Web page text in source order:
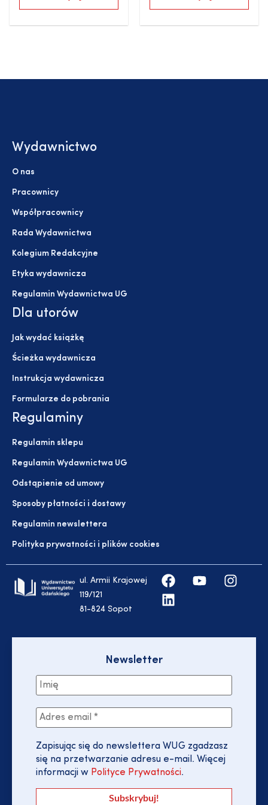
Wydawnictwo
O nas
Pracownicy
Współpracownicy
Rada Wydawnictwa
Kolegium Redakcyjne
Etyka wydawnicza
Regulamin Wydawnictwa UG
Dla utorów
Jak wydać książkę
Ścieżka wydawnicza
Instrukcja wydawnicza
Formularze do pobrania
Regulaminy
Regulamin sklepu
Regulamin Wydawnictwa UG
Odstąpienie od umowy
Sposoby płatności i dostawy
Regulamin newslettera
Polityka prywatności i plików cookies
ul. Armii Krajowej
119/121
81-824 Sopot
Newsletter
Zapisując się do newslettera WUG zgadzasz
się na przetwarzanie adresu e-mail. Więcej
informacji w Polityce Prywatności.